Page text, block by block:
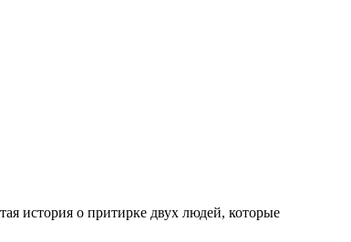
история о притирке двух людей, которые